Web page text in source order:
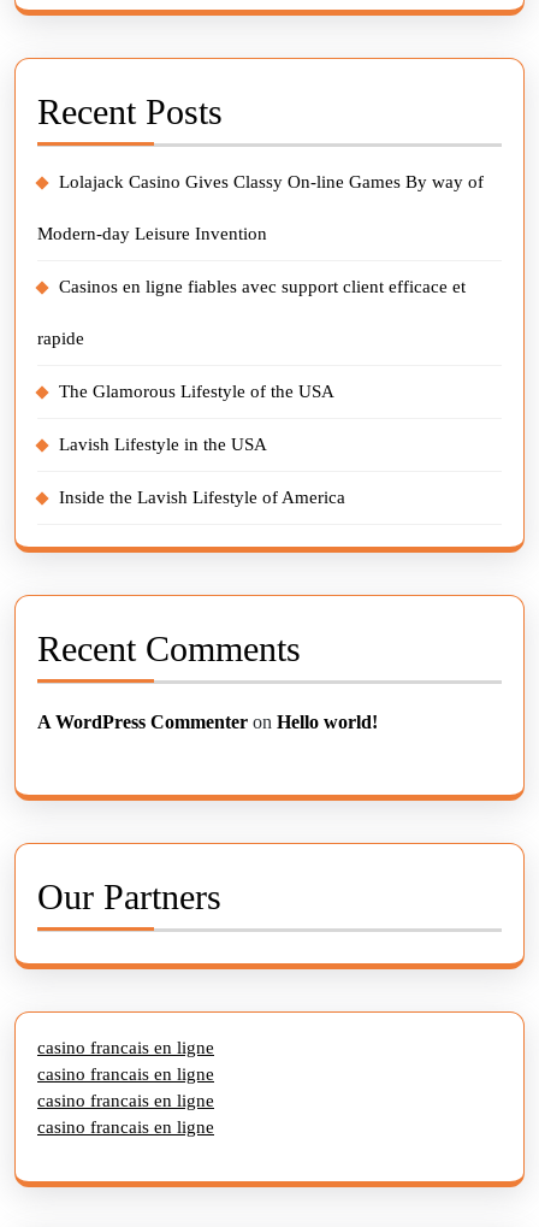
Recent Posts
Lolajack Casino Gives Classy On-line Games By way of
Modern-day Leisure Invention
Casinos en ligne fiables avec support client efficace et
rapide
The Glamorous Lifestyle of the USA
Lavish Lifestyle in the USA
Inside the Lavish Lifestyle of America
Recent Comments
A WordPress Commenter on Hello world!
Our Partners
casino francais en ligne
casino francais en ligne
casino francais en ligne
casino francais en ligne